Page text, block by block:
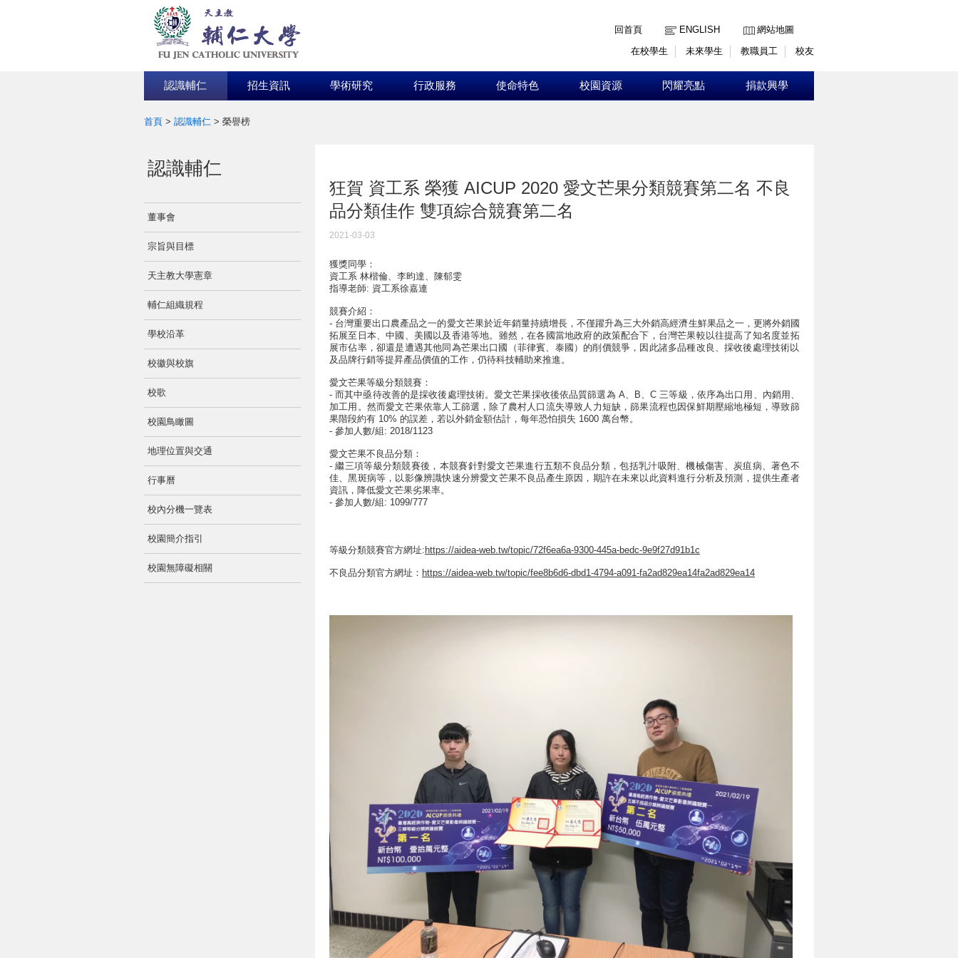
回首頁
ENGLISH
網站地圖
在校學生
未來學生 教職員工 校友
認識輔仁 招生資訊 學術研究 行政服務 使命特色 校園資源 閃耀亮點 捐款興學
首頁 > 認識輔仁 > 榮譽榜
:::
認識輔仁
董事會
宗旨與目標
天主教大學憲章
輔仁組織規程
學校沿革
校徽與校旗
校歌
校園鳥瞰圖
地理位置與交通
行事曆
校內分機一覽表
校園簡介指引
校園無障礙相關
狂賀 資工系 榮獲 AICUP 2020 愛文芒果分類競賽第二名 不良
品分類佳作 雙項綜合競賽第二名
2021-03-03
獲獎同學：
資工系 林楷倫、李昀達、陳郁雯
指導老師: 資工系徐嘉連
競賽介紹：
- 台灣重要出口農產品之一的愛文芒果於近年銷量持續增長，不僅躍升為三大外銷高經濟生鮮果品之一，更將外銷國
拓展至日本、中國、美國以及香港等地。雖然，在各國當地政府的政策配合下， 台灣芒果較以往提高了知名度並拓
展市佔率， 卻還是遭遇其他同為芒果出口國（菲律賓、泰國）的削價競爭， 因此諸多品種改良、採收後處理技術以
及品牌行銷等提昇產品價值的工作， 仍待科技輔助來推進。
愛文芒果等級分類競賽：
- 而其中亟待改善的是採收後處理技術。愛文芒果採收後依品質篩選為 A、B、C 三等級，依序為出口用、內銷用、
加工用。 然而愛文芒果依靠人工篩選，除了農村人口流失導致人力短缺，篩果流程也因保鮮期壓縮地極短，導致篩
果階段約有 10% 的誤差，若以外銷金額估計，每年恐怕損失 1600 萬台幣。
- 參加人數/組: 2018/1123
愛文芒果不良品分類：
- 繼三項等級分類競賽後，本競賽針對愛文芒果進行五類不良品分類，包括乳汁吸附、機械傷害、炭疽病、著色不
佳、黑斑病等， 以影像辨識快速分辨愛文芒果不良品產生原因， 期許在未來以此資料進行分析及預測，提供生產者
資訊， 降低愛文芒果劣果率。
- 參加人數/組: 1099/777
等級分類競賽官方網址: https://aidea-web.tw/topic/72f6ea6a-9300-445a-bedc-9e9f27d91b1c
不良品分類官方網址： https://aidea-web.tw/topic/fee8b6d6-dbd1-4794-a091-fa2ad829ea14fa2ad829ea14